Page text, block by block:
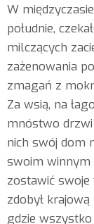
W
południe,
milczących
zażenowania
zmagań z
Za wsią, na
mnóstwo drzwi
nich swój dom
swoim
zostawić
zdobył
gdzie wszystko